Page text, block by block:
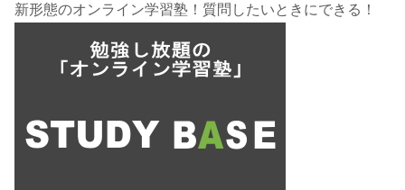
新形態のオンライン学習塾！質問したいときにできる！